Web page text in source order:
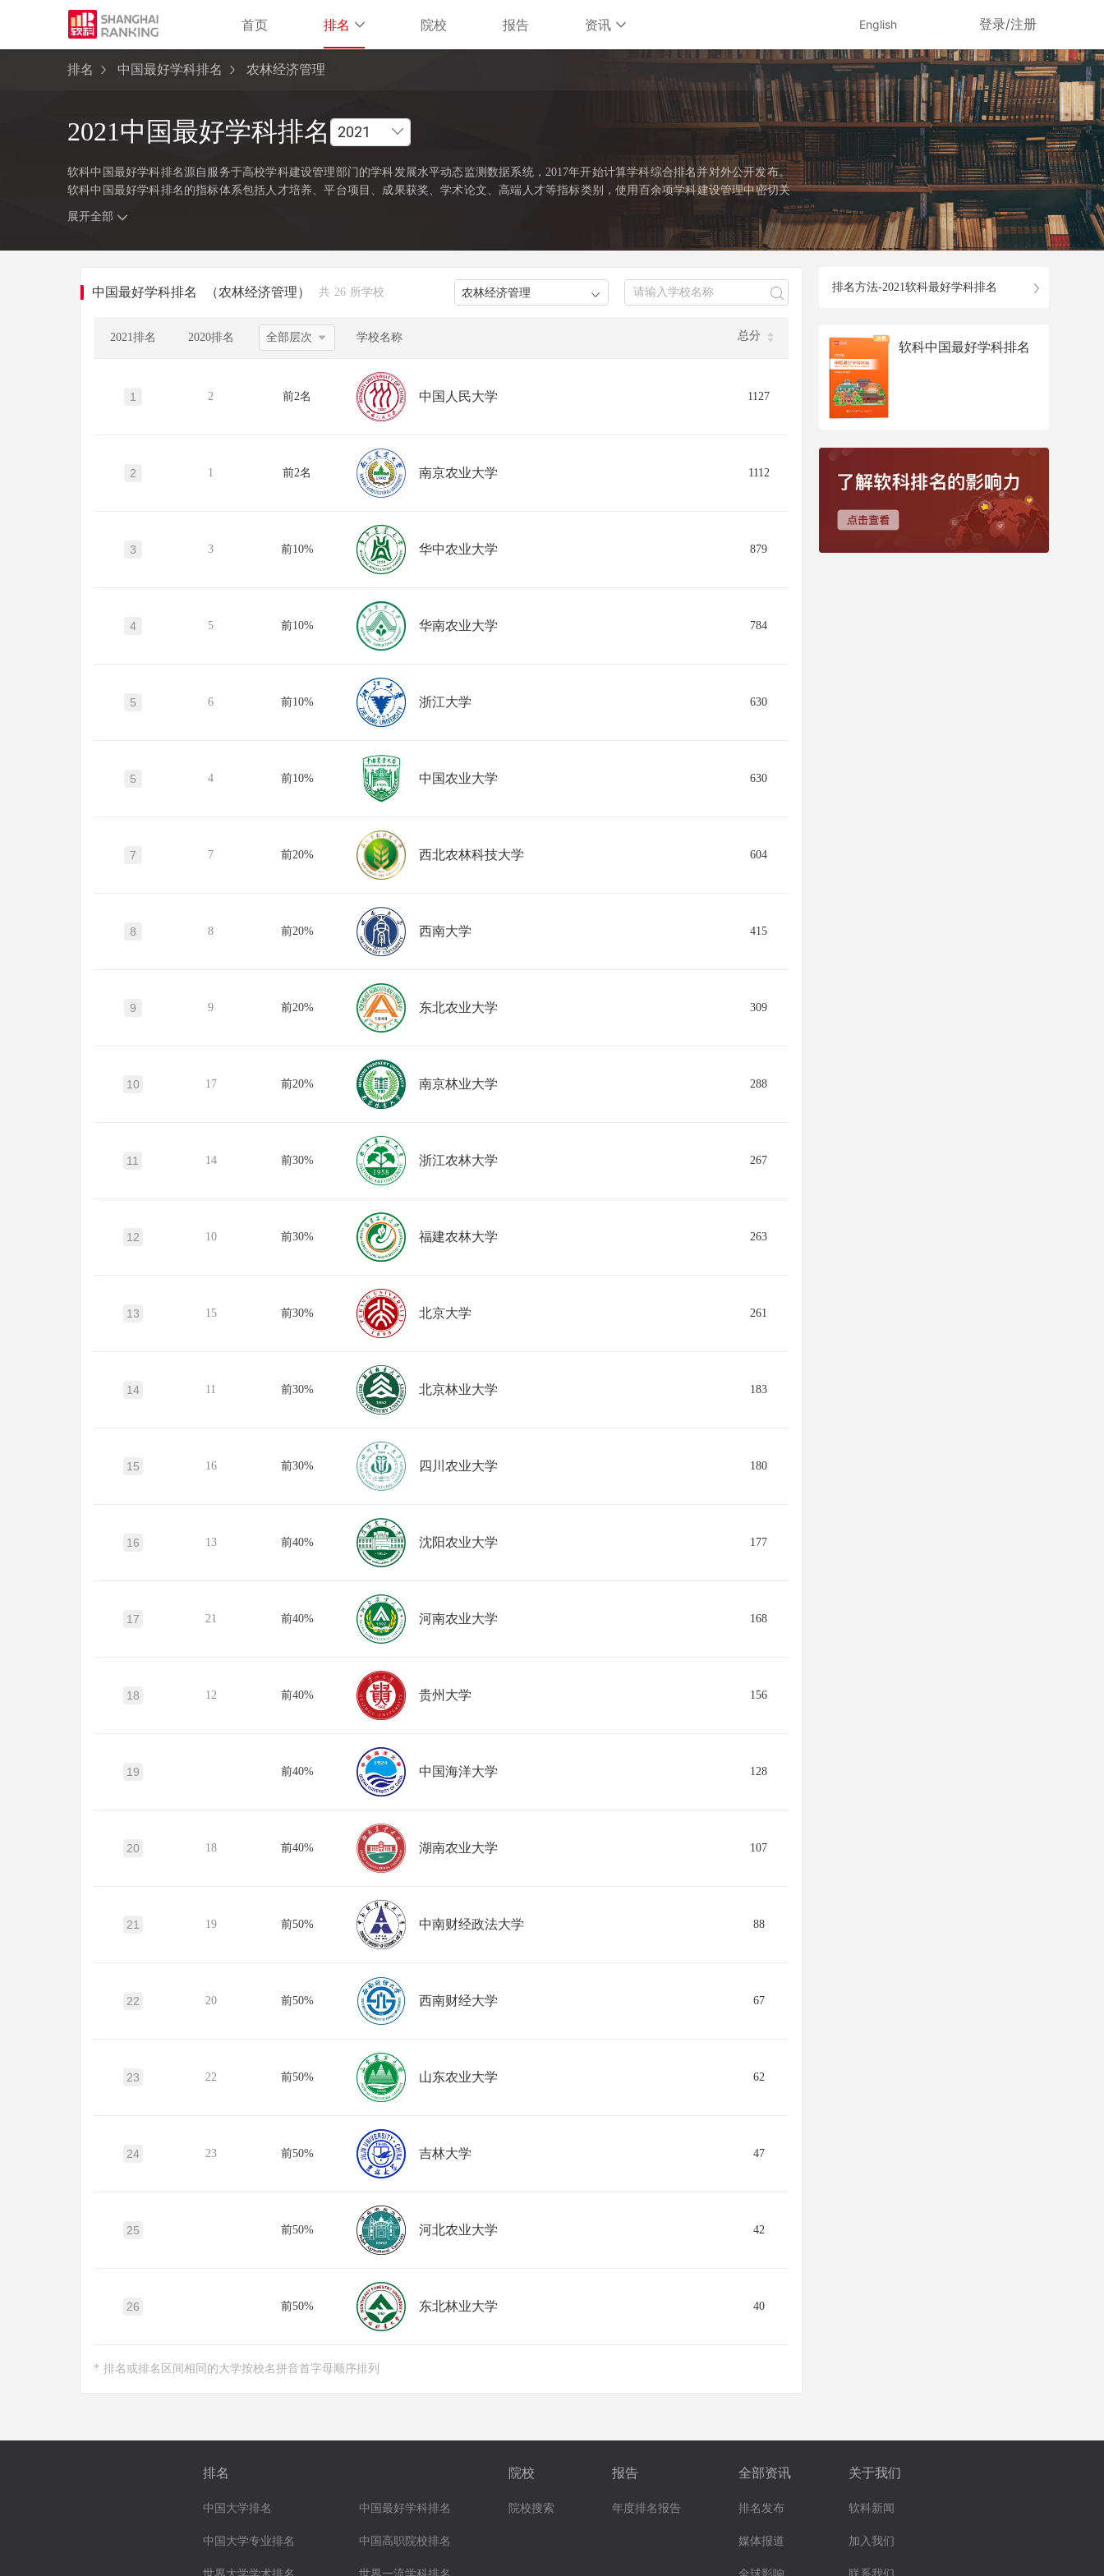
首页 排名 院校 报告 资讯 登录/注册
English
排名 中国最好学科排名 农林经济管理
2021中国最好学科排名
软科中国最好学科排名源自服务于高校学科建设管理部门的学科发展水平动态监测数据系统，2017年开始计算学科综合排名并对外公开发布。
软科中国最好学科排名的指标体系包括人才培养、平台项目、成果获奖、学术论文、高端人才等指标类别，使用百余项学科建设管理中密切关
注的指标变量，强调通过客观数据反映学科点对本学科稀缺资源和标志性成果的占有和贡献。软科中国最好学科排名采用的学科口径是国务院
学位委员会、教育部颁布的《研究生教育学科专业目录（2022年）》中的一级学科和专业学位类别。在每个学科，排名的对象是在该学科设有
研究生学位授权点的所有高校，发布的是在该学科排名前50%的高校。软科中国最好学科排名最新发布的榜单包括98个一级学科和5个专业学位
展开全部
中国最好学科排名 （农林经济管理） 共 26 所学校
2021排名 2020排名 学校名称 总分
1 2 前2名 中国人民大学 1127
2 1 前2名 南京农业大学 1112
3 3 前10% 华中农业大学 879
4 5 前10% 华南农业大学 784
5 6 前10% 浙江大学 630
5 4 前10% 中国农业大学 630
7 7 前20% 西北农林科技大学 604
8 8 前20% 西南大学 415
9 9 前20% 东北农业大学 309
10 17 前20% 南京林业大学 288
11 14 前30% 浙江农林大学 267
12 10 前30% 福建农林大学 263
13 15 前30% 北京大学 261
14 11 前30% 北京林业大学 183
15 16 前30% 四川农业大学 180
16 13 前40% 沈阳农业大学 177
17 21 前40% 河南农业大学 168
18 12 前40% 贵州大学 156
19 前40% 中国海洋大学 128
20 18 前40% 湖南农业大学 107
21 19 前50% 中南财经政法大学 88
22 20 前50% 西南财经大学 67
23 22 前50% 山东农业大学 62
24 23 前50% 吉林大学 47
25 前50% 河北农业大学 42
26 前50% 东北林业大学 40
* 排名或排名区间相同的大学按校名拼音首字母顺序排列
排名方法-2021软科最好学科排名
软科中国最好学科排名
排名
中国大学排名
中国大学专业排名
中国最好学科排名
中国高职院校排名
院校
院校搜索
报告
年度排名报告
全部资讯
排名发布
媒体报道
关于我们
软科新闻
加入我们